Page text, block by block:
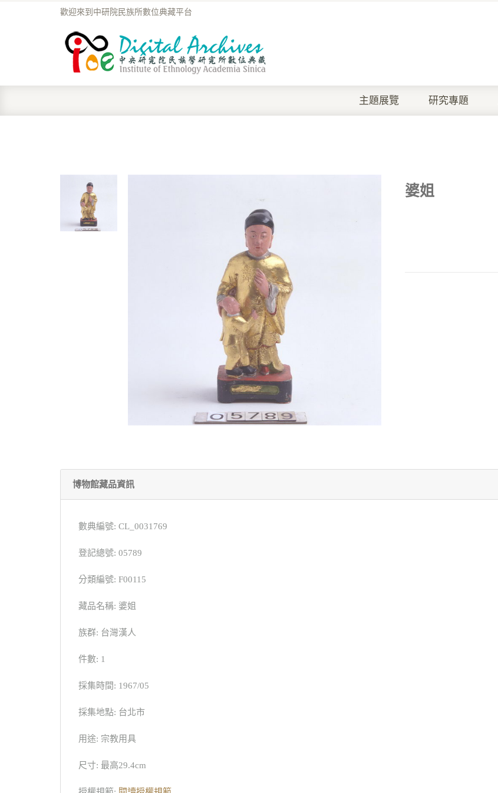
歡迎來到中研院民族所數位典藏平台
主題展覽 研究專題
婆姐
博物館藏品資訊
數典編號: CL_0031769
登記總號: 05789
分類編號: F00115
藏品名稱: 婆姐
族群: 台灣漢人
件數: 1
採集時間: 1967/05
採集地點: 台北市
用途: 宗教用具
尺寸: 最高29.4cm